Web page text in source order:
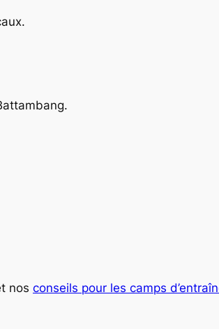
nos conseils pour les camps